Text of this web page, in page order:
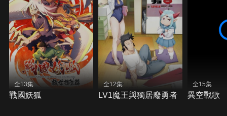
全13集
戰國妖狐
全12集
LV1魔王與獨居廢勇者
全15集
異空戰歌